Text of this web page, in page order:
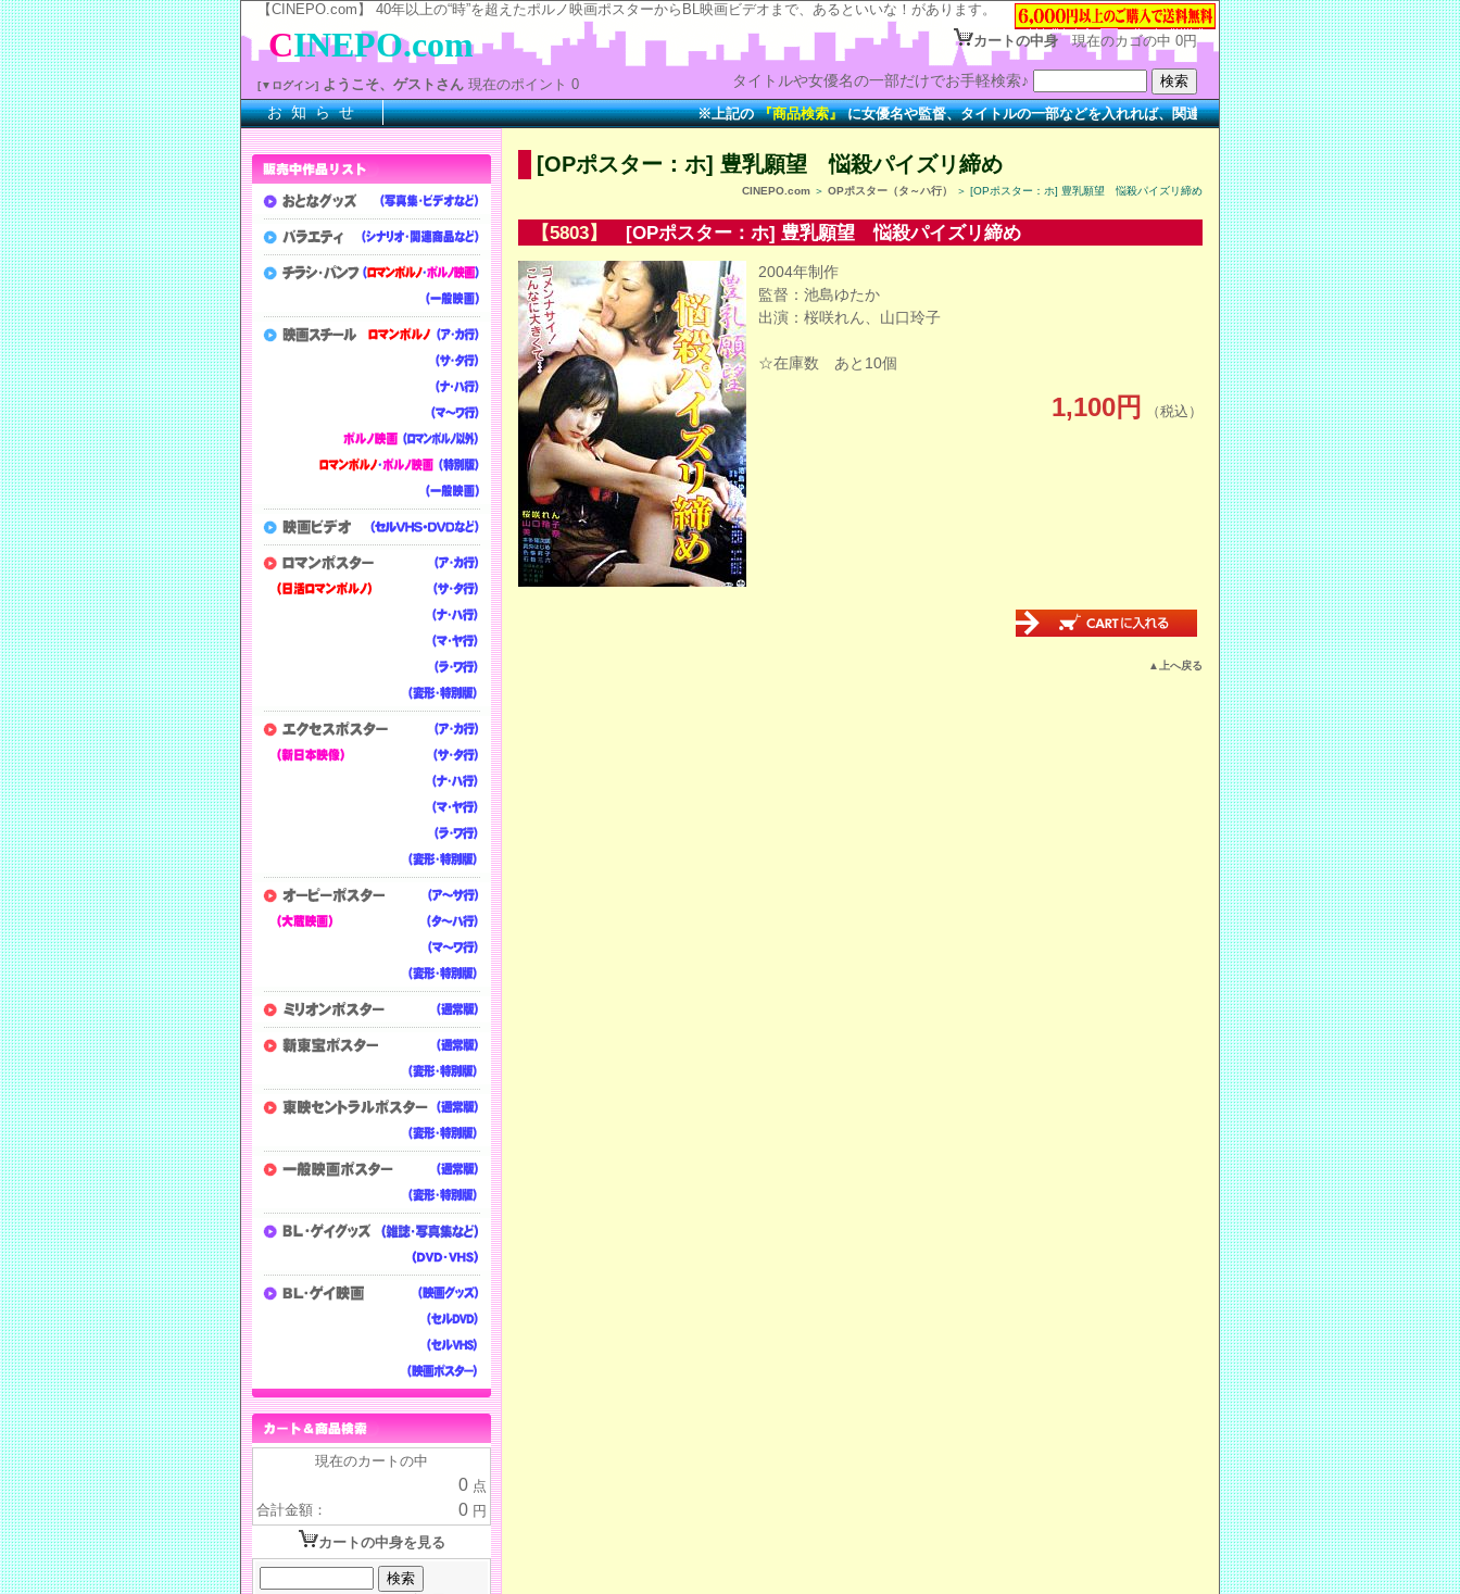
【CINEPO.com】 40年以上の“時”を超えたポルノ映画ポスターからBL映画ビデオまで、あるといいな！があります。
[OPポスター：ホ] 豊乳願望 悩殺パイズリ締め
CINEPO.com ＞ OPポスター（タ～ハ行） ＞ [OPポスター：ホ] 豊乳願望 悩殺パイズリ締め
【5803】 [OPポスター：ホ] 豊乳願望 悩殺パイズリ締め
2004年制作
監督：池島ゆたか
出演：桜咲れん、山口玲子
☆在庫数 あと10個
1,100円 （税込）
▲上へ戻る
現在のカートの中
0 点
合計金額：
0 円
カートの中身を見る
カートの中身 現在のカゴの中 0円
タイトルや女優名の一部だけでお手軽検索♪
※上記の『商品検索』に女優名や監督、タイトルの一部などを入れれば、関連する作品を簡単に検索できます。
CINEPO.com
[▼ログイン] ようこそ、ゲストさん 現在のポイント 0
お 知 ら せ